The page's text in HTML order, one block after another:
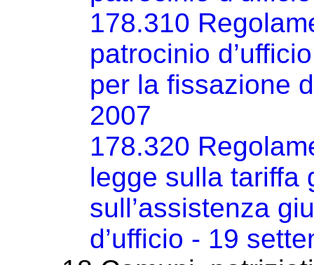
178.310
patrocinio
per la fissazione
2007
178.320
legge sulla tariffa
sull’assistenza
d’ufficio - 19